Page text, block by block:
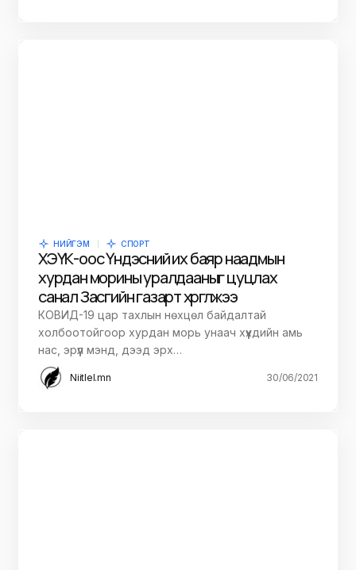
НИЙГЭМ СПОРТ
ХЭҮК-оос Үндэсний их баяр наадмын
хурдан морины уралдааныг цуцлах
санал Засгийн газарт хүргүүлжээ
КОВИД-19 цар тахлын нөхцөл байдалтай
холбоотойгоор хурдан морь унаач хүүхдийн амь
нас, эрүүл мэнд, дээд эрх…
Niitlel.mn 30/06/2021